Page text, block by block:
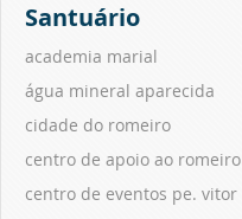
Santuário
academia marial
água mineral aparecida
cidade do romeiro
centro de apoio ao romeiro
centro de eventos pe. vitor